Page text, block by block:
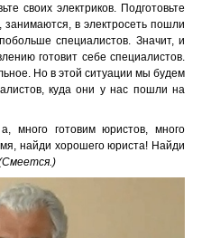
своих электриков. Подготовьте
в электросеть пошли
специалистов. Значит, и
готовит себе специалистов.
Но в этой ситуации мы будем
куда они у нас пошли на
много готовим юристов, много
найди хорошего юриста! Найди